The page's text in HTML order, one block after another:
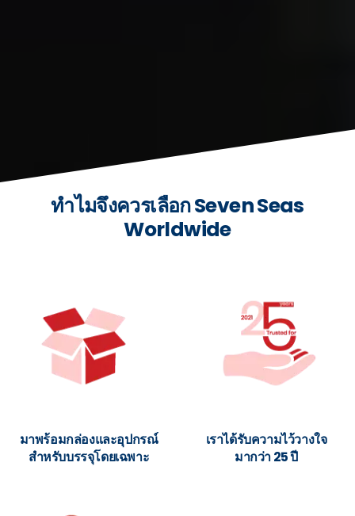
ทำไมจึงควรเลือก Seven Seas
Worldwide
มาพร้อมกล่องและอุปกรณ์
สำหรับบรรจุโดยเฉพาะ
เราได้รับความไว้วางใจ
มากว่า 25 ปี